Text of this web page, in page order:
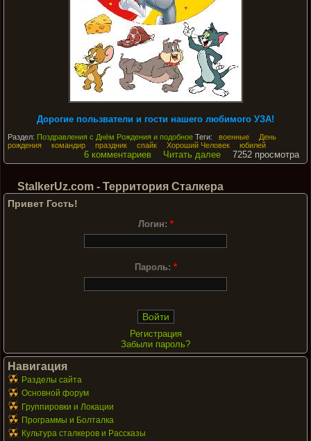
Дорогие пользватели и гости нашего любимого УЗА!
Раздел: Поздравления с Днём Рождения и подобное Теги: военные
День
рождения
командир праздник спайк Хороший Человек юбилей
6 комментариев Читать далее 7252 просмотра
StalkerUz.com - Территория Сталкера
Привет Гость!
Логин: *
Пароль: *
Регистрация
Забыли пароль?
Навигация
Разделы сайта
Основной форум
Группировки и Локации
Программы и Болталка
Культура сталкеров и Рассказы